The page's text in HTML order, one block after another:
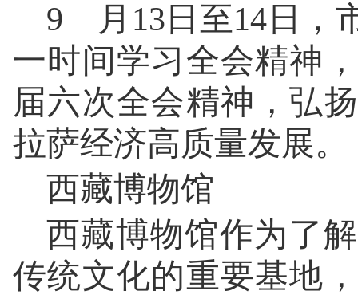
9 月13日至14日，
一时间学习全会精神
届六次全会精神，弘
拉萨经济高质量发展。
西藏博物馆
西藏博物馆作为了
传统文化的重要基地